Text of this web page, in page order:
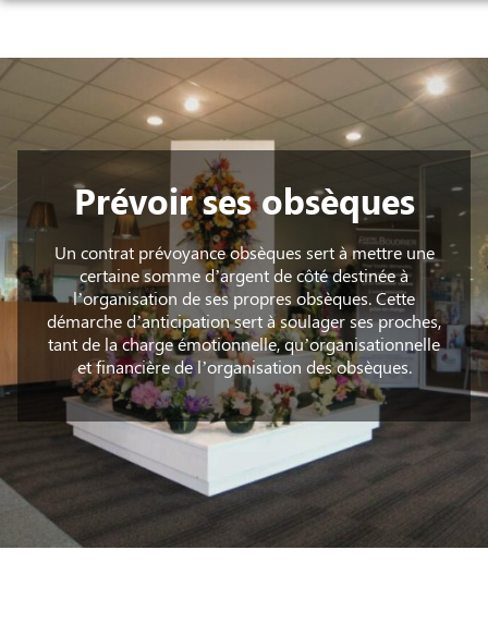
Aller
contenu
ORGANISER DES OBSÈQUES
PRÉVOIR SES OBSÈQUES
MONUMENTS FUNÉRAIRES
SERVICES AUX FAMILLES
NOS AGENCES
BOURGOIN-JALLIEU
MORESTEL
LA VERPILLIÈRE
CRÉMIEU
LA TOUR-DU-PIN
SAINT-BONNET-DE-MÛRE
TIGNIEU-JAMEYZIEU
CHAMBRES FUNERAIRES
BOURGOIN-JALLIEU
LA VERPILLIÈRE
CRÉMIEU
LA TOUR-DU-PIN
TIGNIEU-JAMEYZIEU
SALLES DE CÉRÉMONIE ET DE CONVIVIALITÉ
ESPACES HOMMAGES
Prévoir ses obsèques
Un contrat prévoyance obsèques sert à mettre une
certaine somme d’argent de côté destinée à
l’organisation de ses propres obsèques. Cette
démarche d’anticipation sert à soulager ses proches,
tant de la charge émotionnelle, qu’organisationnelle
et financière de l’organisation des obsèques.